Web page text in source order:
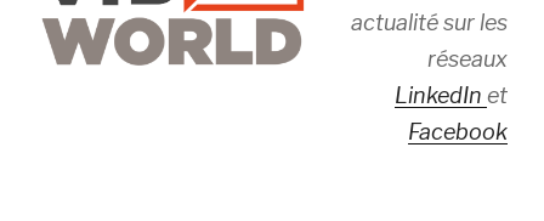
actualité sur les
réseaux
LinkedIn et
Facebook